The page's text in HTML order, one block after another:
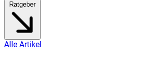
Ratgeber
Alle Artikel